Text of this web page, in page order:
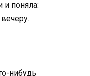
и поняла:
нибудь